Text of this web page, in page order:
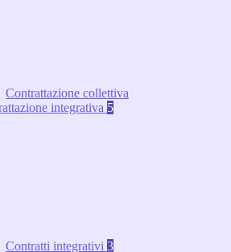
Contrattazione collettiva
integrativa 5
Contratti integrativi 3